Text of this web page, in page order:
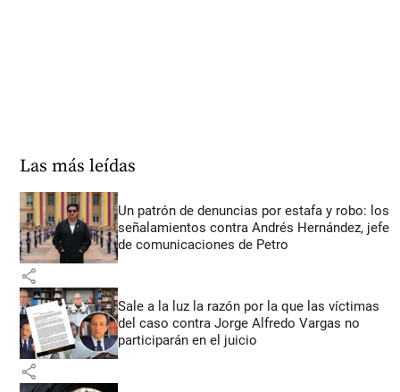
Las más leídas
Un patrón de denuncias por estafa y robo: los
señalamientos contra Andrés Hernández, jefe
de comunicaciones de Petro
share
Sale a la luz la razón por la que las víctimas
del caso contra Jorge Alfredo Vargas no
participarán en el juicio
share